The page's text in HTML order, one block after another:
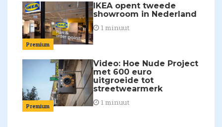
Premium
IKEA opent tweede
showroom in Nederland
1 minuut
Premium
Video: Hoe Nude Project
met 600 euro
uitgroeide tot
streetwearmerk
1 minuut